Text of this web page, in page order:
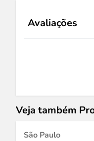
Avaliações
Veja também
São Paulo